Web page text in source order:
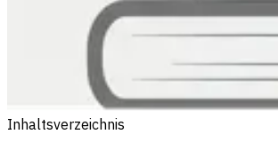
Inhaltsverzeichnis